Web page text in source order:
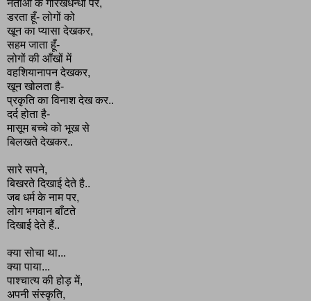
नेताओं के गोरखधन्धों पर,
डरता हूँ- लोगों को
खून का प्यासा देखकर,
सहम जाता हूँ-
लोगों की आँखों में
वहशियानापन देखकर,
खून खोलता है-
प्रकृति का विनाश देख कर..
दर्द होता है-
मासूम बच्चे को भूख से
बिलखते देखकर..
सारे सपने,
बिखरते दिखाई देते है..
जब धर्म के नाम पर,
लोग भगवान बाँटते
दिखाई देते हैं..
क्या सोचा था...
क्या पाया...
पाश्चात्य की होड़ में,
अपनी संस्कृति,